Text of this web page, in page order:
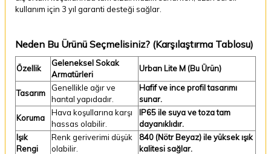
kullanım için 3 yıl garanti desteği sağlar.
Neden Bu Ürünü Seçmelisiniz? (Karşılaştırma Tablosu)
Özellik
Geleneksel Sokak
Armatürleri
Urban Lite M (Bu Ürün)
Tasarım
Genellikle ağır ve
hantal yapıdadır.
Hafif ve ince profil tasarımı
sunar.
Koruma
Hava koşullarına karşı
hassas olabilir.
IP65 ile suya ve toza tam
dayanıklıdır.
Işık
Rengi
Renk geriverimi düşük
olabilir.
840 (Nötr Beyaz) ile yüksek ışık
kalitesi sağlar.